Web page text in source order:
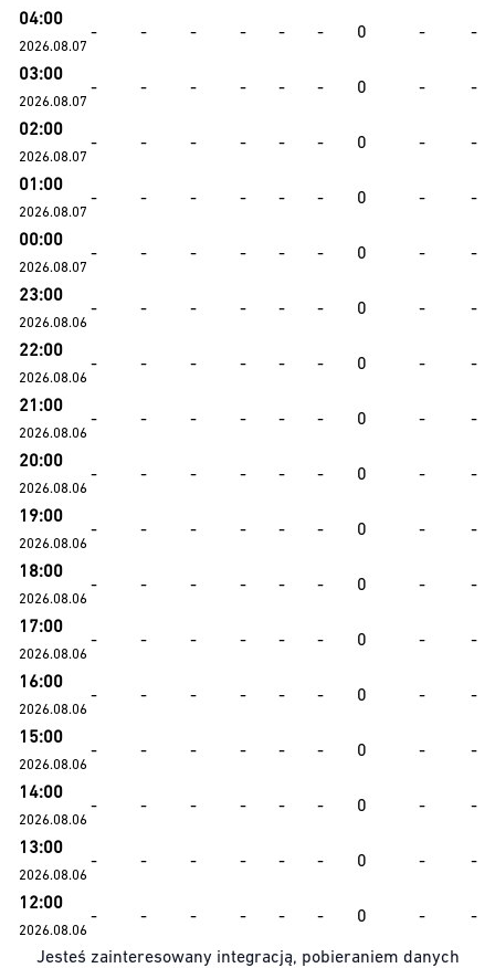
04:00
2026.08.07
- - - - - - 0 - -
03:00
2026.08.07
- - - - - - 0 - -
02:00
2026.08.07
- - - - - - 0 - -
01:00
2026.08.07
- - - - - - 0 - -
00:00
2026.08.07
- - - - - - 0 - -
23:00
2026.08.06
- - - - - - 0 - -
22:00
2026.08.06
- - - - - - 0 - -
21:00
2026.08.06
- - - - - - 0 - -
20:00
2026.08.06
- - - - - - 0 - -
19:00
2026.08.06
- - - - - - 0 - -
18:00
2026.08.06
- - - - - - 0 - -
17:00
2026.08.06
- - - - - - 0 - -
16:00
2026.08.06
- - - - - - 0 - -
15:00
2026.08.06
- - - - - - 0 - -
14:00
2026.08.06
- - - - - - 0 - -
13:00
2026.08.06
- - - - - - 0 - -
12:00
2026.08.06
- - - - - - 0 - -
Jesteś zainteresowany integracją, pobieraniem danych